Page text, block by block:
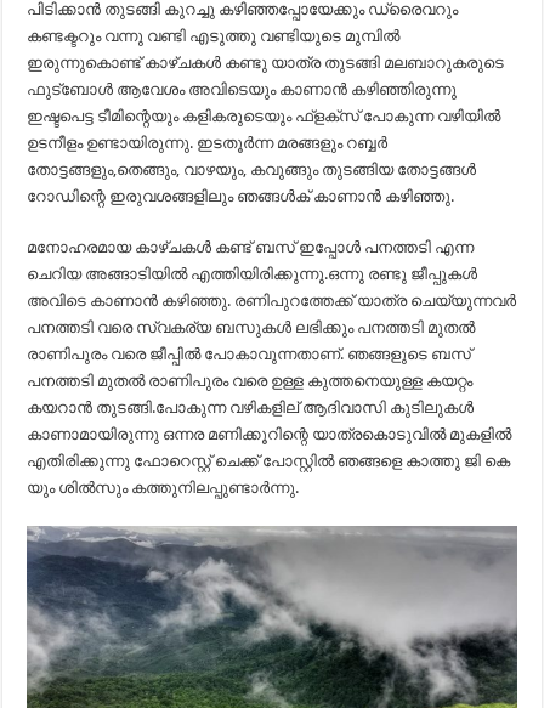
പിടിക്കാൻ തുടങ്ങി കുറച്ചു കഴിഞ്ഞപ്പോയേക്കും ഡ്രൈവറും
കണ്ടക്ടറും വന്നു വണ്ടി എടുത്തു വണ്ടിയുടെ മുമ്പിൽ
ഇരുന്നുകൊണ്ട് കാഴ്ചകൾ കണ്ടു യാത്ര തുടങ്ങി മലബാറുകരുടെ
ഫുട്‌ബോൾ ആവേശം അവിടെയും കാണാൻ കഴിഞ്ഞിരുന്നു
ഇഷ്ടപെട്ട ടീമിന്റെയും കളികരുടെയും ഫ്ളക്സ് പോകുന്ന വഴിയിൽ
ഉടനീളം ഉണ്ടായിരുന്നു. ഇടതൂർന്ന മരങ്ങളും റബ്ബർ
തോട്ടങ്ങളും,തെങ്ങും, വാഴയും, കവുങ്ങും തുടങ്ങിയ തോട്ടങ്ങൾ
റോഡിന്റെ ഇരുവശങ്ങളിലും ഞങ്ങൾക് കാണാൻ കഴിഞ്ഞു.
മനോഹരമായ കാഴ്ചകൾ കണ്ട് ബസ് ഇപ്പോൾ പനത്തടി എന്ന
ചെറിയ അങ്ങാടിയിൽ എത്തിയിരിക്കുന്നു.ഒന്നു രണ്ടു ജീപ്പുകൾ
അവിടെ കാണാൻ കഴിഞ്ഞു. രണിപുറത്തേക്ക് യാത്ര ചെയ്യുന്നവർ
പനത്തടി വരെ സ്വകര്യ ബസുകൾ ലഭിക്കും പനത്തടി മുതൽ
രാണിപുരം വരെ ജീപ്പിൽ പോകാവുന്നതാണ്. ഞങ്ങളുടെ ബസ്
പനത്തടി മുതൽ രാണിപുരം വരെ ഉള്ള കുത്തനെയുള്ള കയറ്റം
കയറാൻ തുടങ്ങി.പോകുന്ന വഴികളില് ആദിവാസി കുടിലുകൾ
കാണാമായിരുന്നു ഒന്നര മണിക്കൂറിന്റെ യാത്രകൊടുവിൽ മുകളിൽ
എതിരിക്കുന്നു ഫോറെസ്റ്റ് ചെക്ക് പോസ്റ്റിൽ ഞങ്ങളെ കാത്തു ജി കെ
യും ശിൽസും കത്തുനിലപ്പുണ്ടാർന്നു.